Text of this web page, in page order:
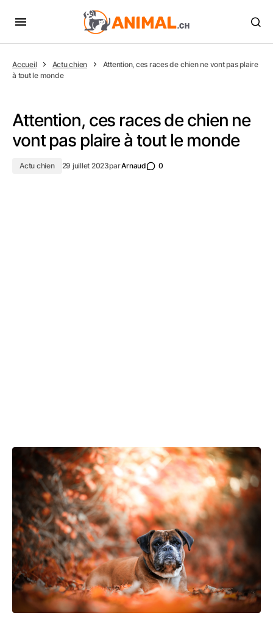
Accueil Actu chien
Attention, ces races de chien ne vont pas plaire
à tout le monde
Attention, ces races de chien ne
vont pas plaire à tout le monde
Actu chien 29 juillet 2023parArnaud 0